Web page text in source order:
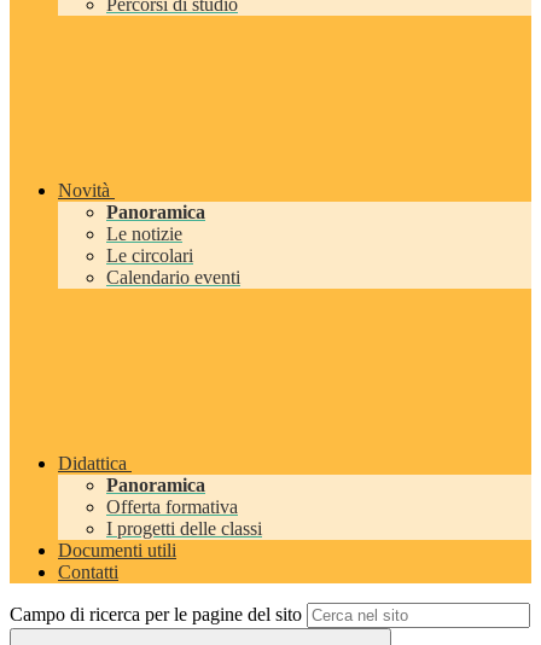
Percorsi di studio
Novità
Panoramica
Le notizie
Le circolari
Calendario eventi
Didattica
Panoramica
Offerta formativa
I progetti delle classi
Documenti utili
Contatti
Campo di ricerca per le pagine del sito